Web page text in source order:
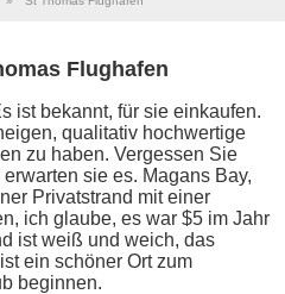
Flughafen
ist bekannt, für sie einkaufen.
qualitativ hochwertige
zu haben. Vergessen Sie
sie es. Magans Bay,
Privatstrand mit einer
ich glaube, es war $5 im Jahr
ist weiß und weich, das
ein schöner Ort zum
beginnen.